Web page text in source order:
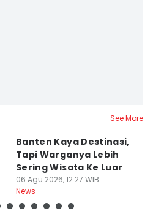
See More
Banten Kaya Destinasi,
Tapi Warganya Lebih
Sering Wisata Ke Luar
06 Agu 2026, 12:27 WIB
News